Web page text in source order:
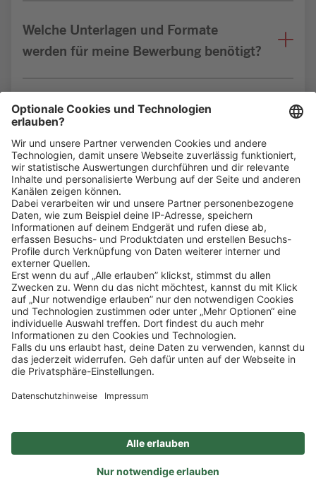
Welche Unterlagen und Formate
werden für meine Bewerbung benötigt?
Bin ich für die Stelle geeignet?
Klickehier, um alle offenen Jobs zu sehen.
Impressum Datenschutz
Privatsphäre-Einstellungen
FAQ
Veranstaltungen
Sitemap